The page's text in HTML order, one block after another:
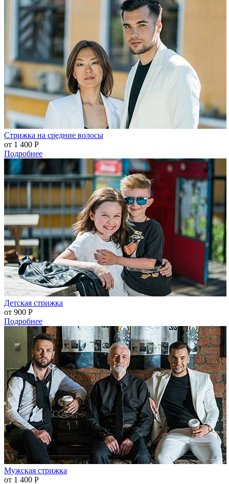
Стрижка на средние волосы
от 1 400 Р
Подробнее
Детская стрижка
от 900 Р
Подробнее
Мужская стрижка
от 1 400 Р